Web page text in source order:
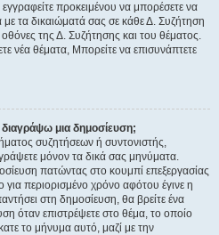
προκειμένου να μπορέσετε να
τα δικαιώματά σας σε κάθε Δ. Συζήτηση
οθόνες της Δ. Συζήτησης και του θέματος.
νέα θέματα, Μπορείτε να επισυνάπτετε
μια δημοσίευση;
συζητήσεων ή συντονιστής,
μόνον τα δικά σας μηνύματα.
πατώντας στο κουμπί επεξεργασίας
περιορισμένο χρόνο αφότου έγινε η
στη δημοσίευση, θα βρείτε ένα
όταν επιστρέψετε στο θέμα, το οποίο
το μήνυμα αυτό, μαζί με την